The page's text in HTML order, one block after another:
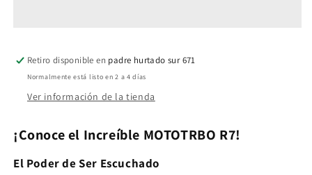
VHF
136-
174
Mhz
DMR
Radio
VHF
136-
174
Mhz
DMR
Radio
Retiro disponible en padre hurtado sur 671
Normalmente está listo en 2 a 4 días
Ver información de la tienda
¡Conoce el Increíble MOTOTRBO R7!
El Poder de Ser Escuchado